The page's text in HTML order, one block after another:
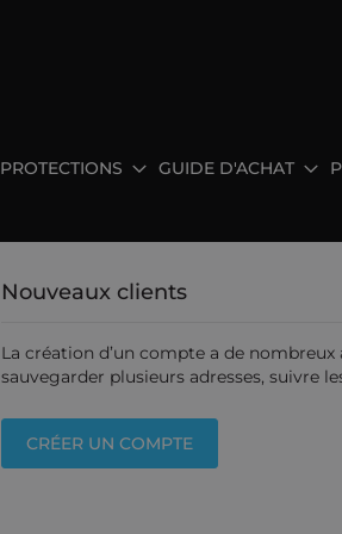
PROTECTIONS GUIDE D'ACHAT
Nouveaux clients
La création d’un compte a de
sauvegarder plusieurs adresses, suivre
CRÉER UN COMPTE